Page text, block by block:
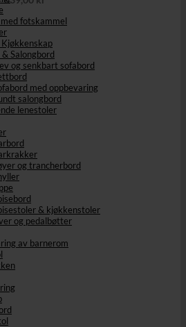
fotskammel
Kjøkkenskap
Salongbord
og senkbart sofabord
med oppbevaring
salongbord
lenestoler
og trancherbord
& kjøkkenstoler
og pedalbøtter
av barnerom